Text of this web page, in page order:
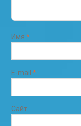
Имя *
E-mail *
Сайт